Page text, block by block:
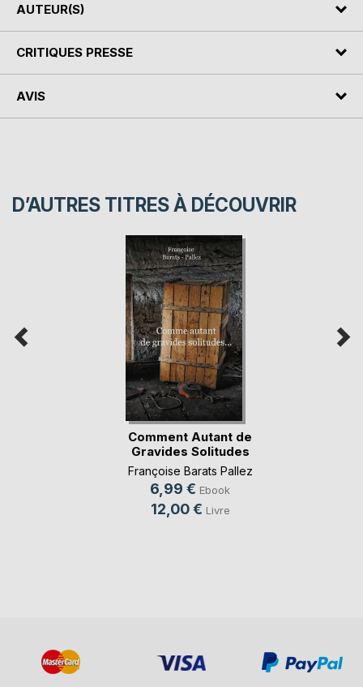
AUTEUR(S)
CRITIQUES PRESSE
AVIS
D’AUTRES TITRES À DÉCOUVRIR
Comment Autant de
Gravides Solitudes
Françoise Barats Pallez
6,99 € Ebook
12,00 € Livre